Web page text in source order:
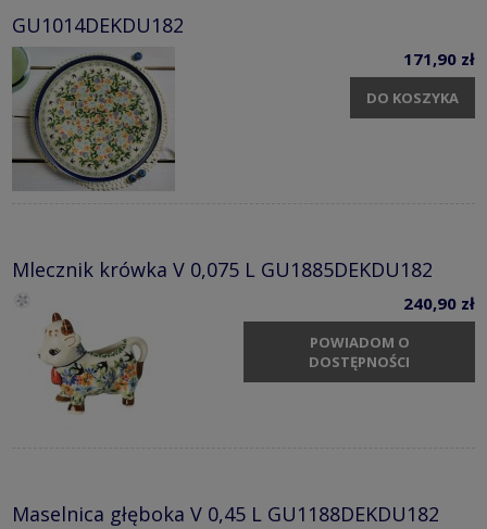
GU1014DEKDU182
171,90 zł
DO KOSZYKA
Mlecznik krówka V 0,075 L GU1885DEKDU182
240,90 zł
POWIADOM O
DOSTĘPNOŚCI
Maselnica głęboka V 0,45 L GU1188DEKDU182